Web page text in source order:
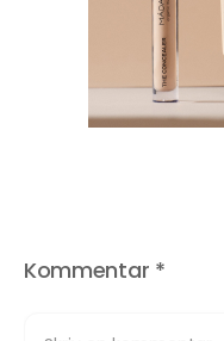
Kommentar *